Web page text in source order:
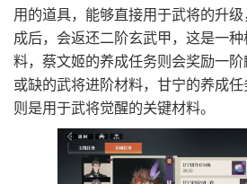
用的道具，能够直接用于武将的升
成后，会返还二阶玄武甲，这是一
料，蔡文姬的养成任务则会奖励一
或缺的武将进阶材料，甘宁的养成
则是用于武将觉醒的关键材料。